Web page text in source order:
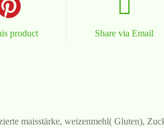
product Share via Email
maisstärke, weizenmehl( Gluten),